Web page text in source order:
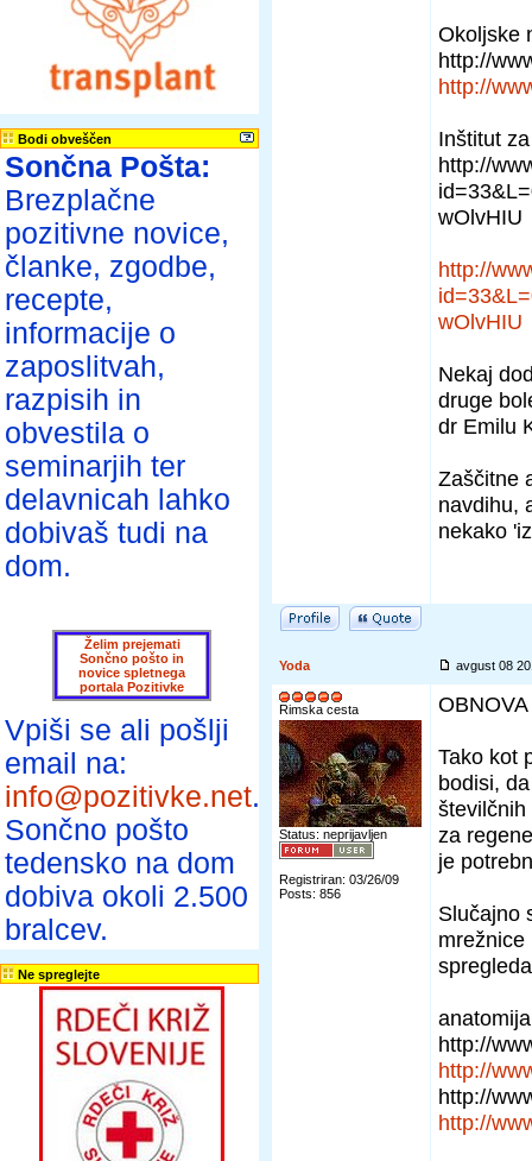
Bodi obveščen
Sončna Pošta:
Brezplačne
pozitivne novice,
članke, zgodbe,
recepte,
informacije o
zaposlitvah,
razpisih in
obvestila o
seminarjih ter
delavnicah lahko
dobivaš tudi na
dom.
Želim prejemati
Sončno pošto in
novice spletnega
portala Pozitivke
Vpiši se ali pošlji
email na:
info@pozitivke.net.
Sončno pošto
tedensko na dom
dobiva okoli 2.500
bralcev.
Ne spreglejte
Okoljske
http://
http://
Inštitut
http://
wOlvHIU
http://
wOlvHIU
Nekaj
druge
dr Emilu
Zaščitne
navdihu,
nekako
Yoda avgust 08
Rimska cesta
Status: neprijavljen
Registriran: 03/26/09
Posts: 856
Tako kot
bodisi,
za
je
Slučajno
mrežnice
http://
http://
http://
http://